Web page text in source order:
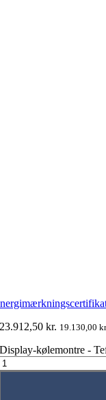
23.912,50kr. 19.130,00
Display-kølemontre -